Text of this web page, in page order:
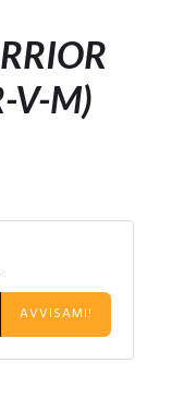
V-M)
AVVISAMI!